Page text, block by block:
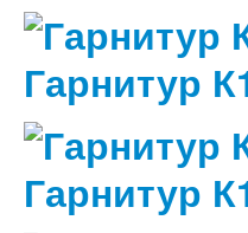
Гарнитур
Гарнитур